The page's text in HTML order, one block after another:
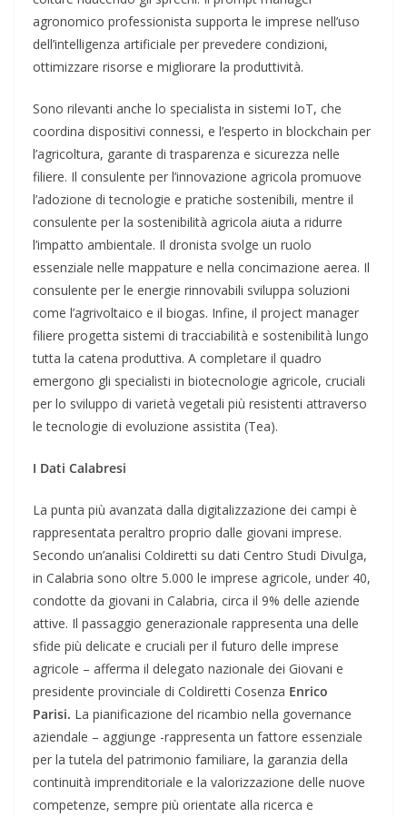
agronomico professionista supporta le imprese nell’uso
dell’intelligenza artificiale per prevedere condizioni,
ottimizzare risorse e migliorare la produttività.
Sono rilevanti anche lo specialista in sistemi IoT, che
coordina dispositivi connessi, e l’esperto in blockchain per
l’agricoltura, garante di trasparenza e sicurezza nelle
filiere. Il consulente per l’innovazione agricola promuove
l’adozione di tecnologie e pratiche sostenibili, mentre il
consulente per la sostenibilità agricola aiuta a ridurre
l’impatto ambientale. Il dronista svolge un ruolo
essenziale nelle mappature e nella concimazione aerea. Il
consulente per le energie rinnovabili sviluppa soluzioni
come l’agrivoltaico e il biogas. Infine, il project manager
filiere progetta sistemi di tracciabilità e sostenibilità lungo
tutta la catena produttiva. A completare il quadro
emergono gli specialisti in biotecnologie agricole, cruciali
per lo sviluppo di varietà vegetali più resistenti attraverso
le tecnologie di evoluzione assistita (Tea).
I Dati Calabresi
La punta più avanzata dalla digitalizzazione dei campi è
rappresentata peraltro proprio dalle giovani imprese.
Secondo un’analisi Coldiretti su dati Centro Studi Divulga,
in Calabria sono oltre 5.000 le imprese agricole, under 40,
condotte da giovani in Calabria, circa il 9% delle aziende
attive. Il passaggio generazionale rappresenta una delle
sfide più delicate e cruciali per il futuro delle imprese
agricole – afferma il delegato nazionale dei Giovani e
presidente provinciale di Coldiretti Cosenza Enrico
Parisi. La pianificazione del ricambio nella governance
aziendale – aggiunge -rappresenta un fattore essenziale
per la tutela del patrimonio familiare, la garanzia della
continuità imprenditoriale e la valorizzazione delle nuove
competenze, sempre più orientate alla ricerca e